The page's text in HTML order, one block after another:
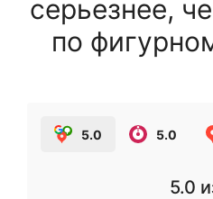
серьезнее,
по
5.0 5.0
5.0